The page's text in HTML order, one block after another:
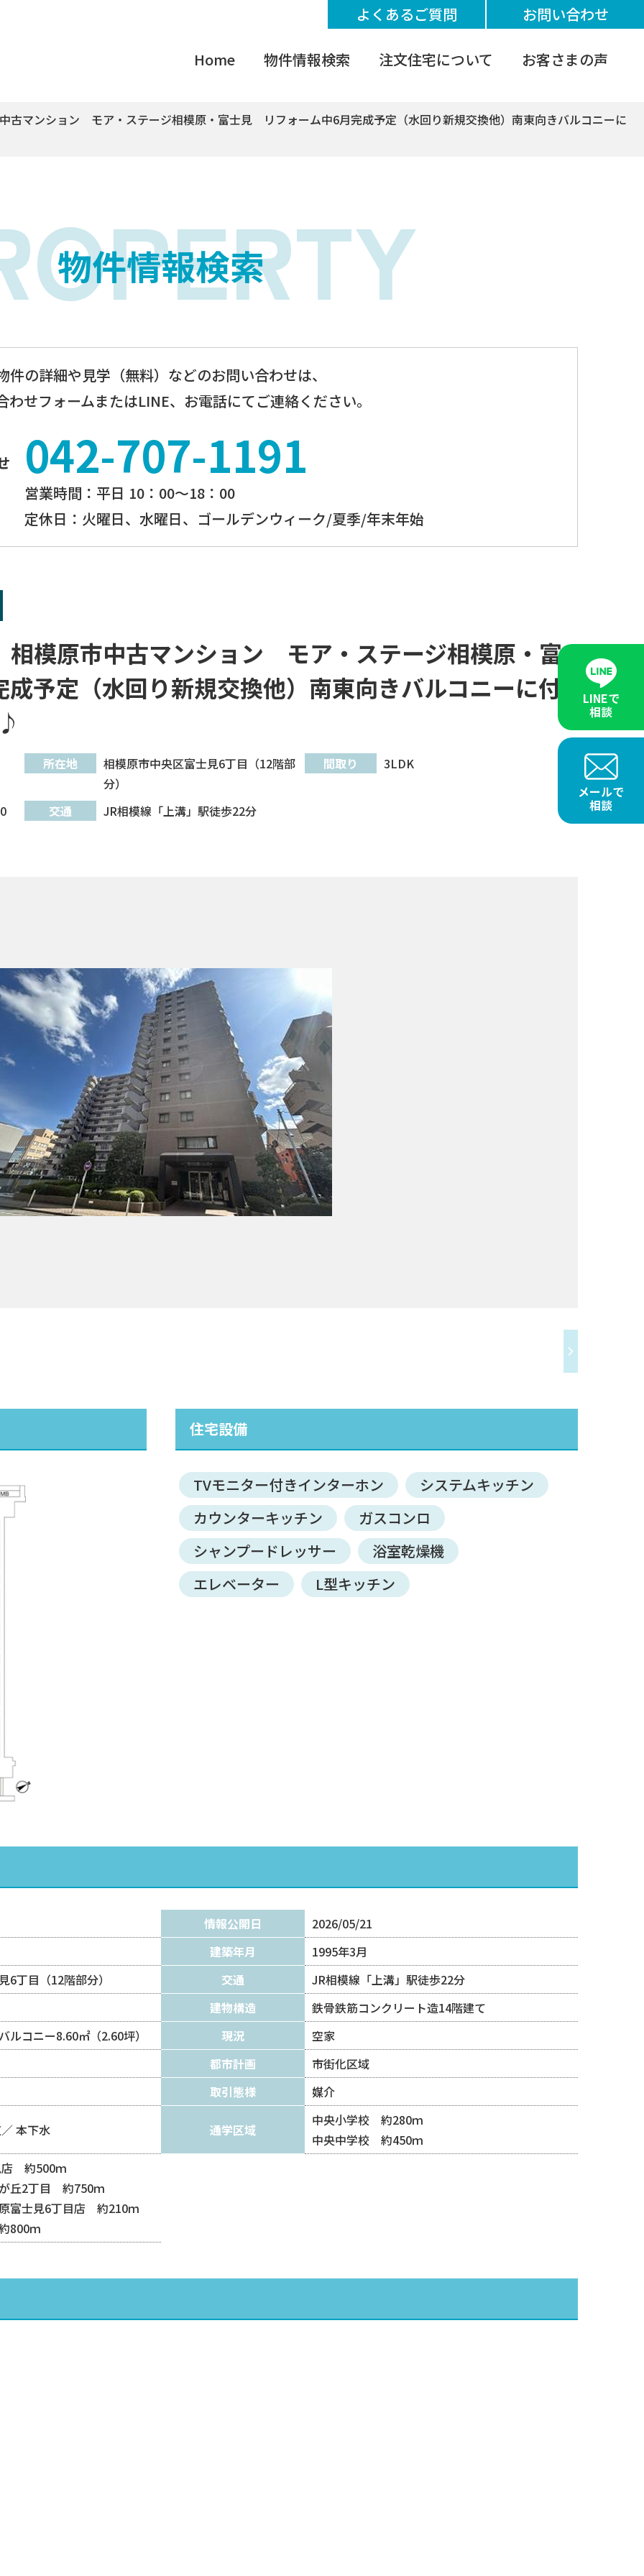
Home 物件情報検索 注文住宅について お客さまの声
よくあるご質問 お問い合わせ
LINEで
相談
メールで
相談
古マンション モア・ステージ相模原・富士見 リフォーム中6月完成予定（水回り新規交換他）南東向きバルコニーに
物件情報検索
件の詳細や見学（無料）などのお問い合わせは、
わせフォームまたはLINE、お電話にてご連絡ください。
042-707-1191
営業時間：平⽇ 10：00〜18：00
定休⽇：火曜日、⽔曜⽇、ゴールデンウィーク/夏季/年末年始
模原市中古マンション モア・ステージ相模原・富
予定（水回り新規交換他）南東向きバルコニーに付
所在地
相模原市中央区富士見6丁目（12階部
分）
間取り 3LDK
交通 JR相模線「上溝」駅徒歩22分
住宅設備
TVモニター付きインターホン
システムキッチン
カウンターキッチン
ガスコンロ
シャンプードレッサー
浴室乾燥機
エレベーター
L型キッチン
情報公開日
2026/05/21
建築年月
1995年3月
6丁目（12階部分）
交通
JR相模線「上溝」駅徒歩22分
建物構造
鉄骨鉄筋コンクリート造14階建て
ルコニー8.60㎡（2.60坪）
現況
空家
都市計画
市街化区域
取引態様
媒介
本下水 通学区域
中央小学校 約280ｍ
中央中学校 約450ｍ
店 約500ｍ
丘2丁目 約750ｍ
富士見6丁目店 約210ｍ
800ｍ